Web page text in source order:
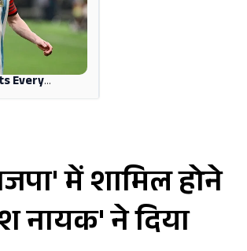
में शामिल होने
नायक' ने दिया